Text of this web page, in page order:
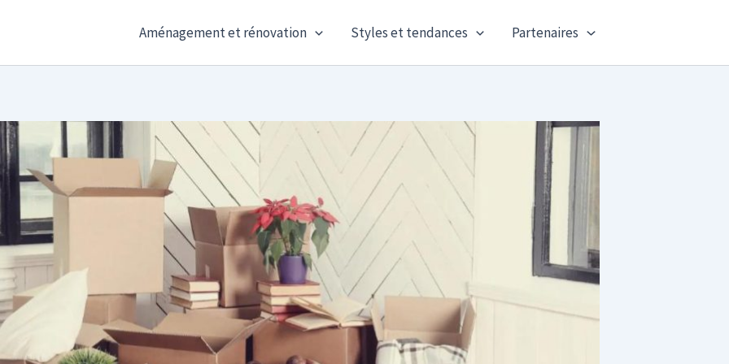
Aménagement et rénovation Styles et tendances Partenaires